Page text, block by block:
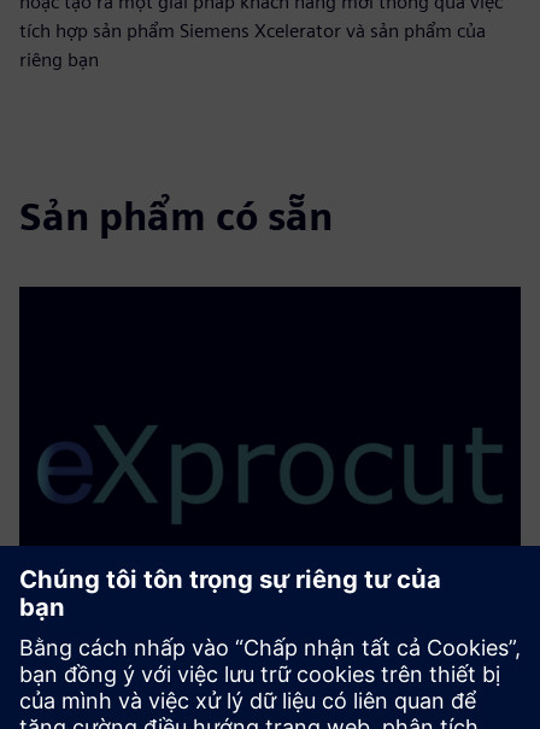
tích hợp sản phẩm Siemens Xcelerator và sản phẩm của
riêng bạn
Sản phẩm có sẵn
eXprocut